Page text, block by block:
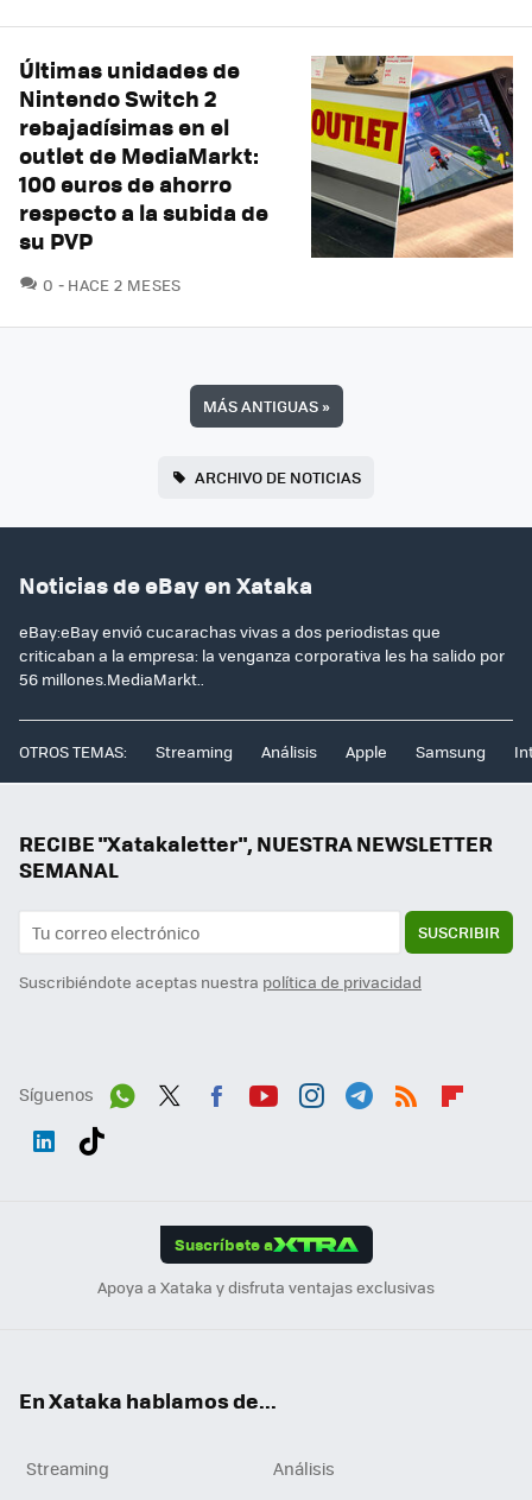
Últimas unidades de
Nintendo Switch 2
rebajadísimas en el
outlet de MediaMarkt:
100 euros de ahorro
respecto a la subida de
su PVP
0 COMENTARIOS
HACE 2 MESES
MÁS ANTIGUAS»
ARCHIVO DE NOTICIAS
Noticias de eBay en Xataka
eBay:eBay envió cucarachas vivas a dos periodistas que
criticaban a la empresa: la venganza corporativa les ha salido por
56 millones.MediaMarkt..
OTROS TEMAS: Streaming Análisis Apple Samsung
RECIBE "Xatakaletter", NUESTRA NEWSLETTER
SEMANAL
SUSCRIBIR
Suscribiéndote aceptas nuestra política de privacidad
Síguenos
Suscríbete a
Apoya a Xataka y disfruta ventajas exclusivas
En Xataka hablamos de...
Streaming
Análisis